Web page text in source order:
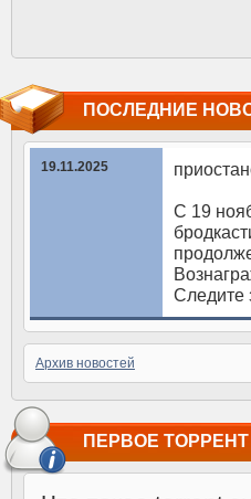
ПОСЛЕДНИЕ
19.11.2025
С 19
Следите
Архив новостей
ПЕРВОЕ